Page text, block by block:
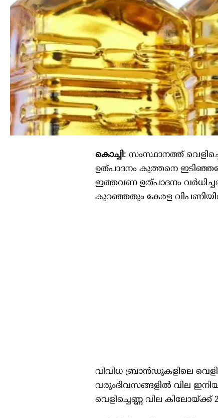
കൊച്ചി: സംസ്ഥാനത്ത്
ഉത്പാദനം കുത്തനെ
ഇത്തവണ ഉത്പാദനം
കുറഞ്ഞതും കേരള
വിവിധ ബ്രാന്‍ഡുകളിലെ
വരുംദിവസങ്ങളില്‍ വില
വെളിച്ചെണ്ണ വില